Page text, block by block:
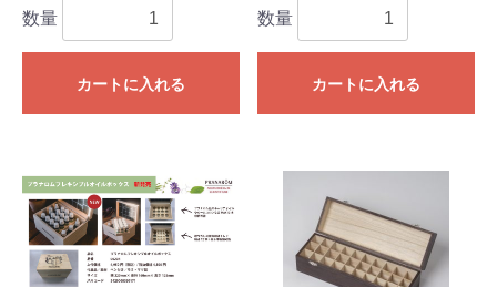
数量
カートに入れる
数量
カートに入れる